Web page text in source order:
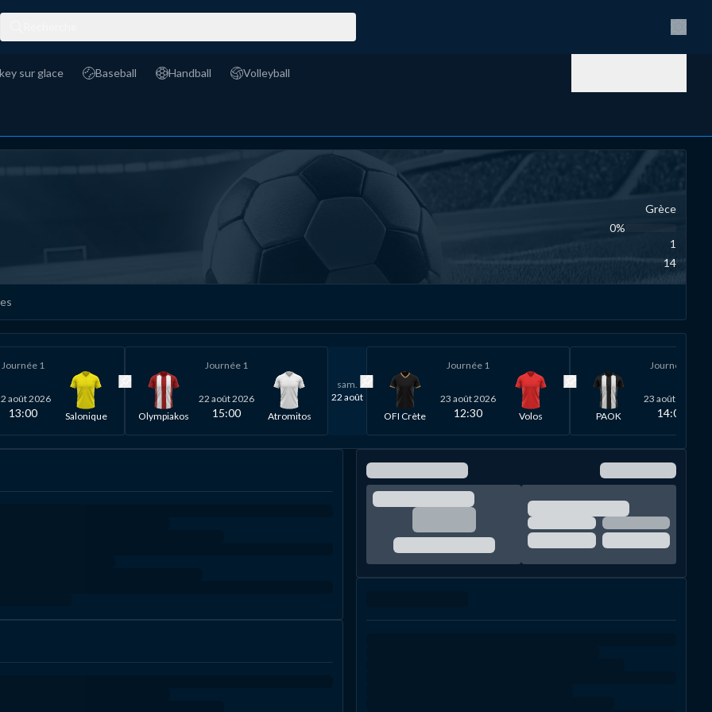
sur glace
sur glace Baseball
Baseball Handball
Handball Volleyball
Volleyball
Grèce
0‏%
1
14
Journée 1
août 2026
13:00 Salonique
Epingler match
Journée 1
Olympiakos
22 août 2026
15:00 Atromitos
sam.
22 août
Epingler match
Journée 1
OFI Crète
23 août 2026
12:30 Volos
Epingler match
Journée
PAOK
23 août 2026
14:00